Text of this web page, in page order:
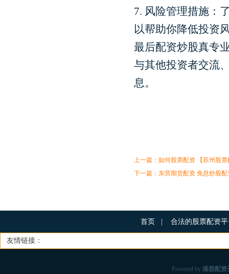
7. 风险管理措施：
以帮助你降低投资
最后配资炒股真专
与其他投资者交流
息。
上一篇： 如何股票配资 【苏州股
下一篇： 东营期货配资 免息炒股
首页 合法的股票配资
友情链接：
Powered by 港股配资